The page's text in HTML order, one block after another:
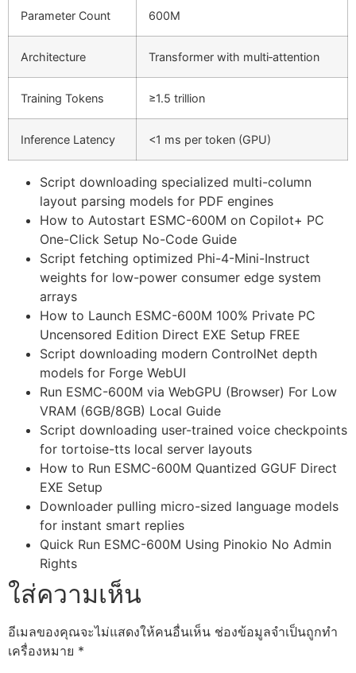
Parameter Count 600M
Architecture Transformer with multi‑attention
Training Tokens ≥1.5 trillion
Inference Latency <1 ms per token (GPU)
Script downloading specialized multi-column
layout parsing models for PDF engines
How to Autostart ESMC-600M on Copilot+ PC
One-Click Setup No-Code Guide
Script fetching optimized Phi-4-Mini-Instruct
weights for low-power consumer edge system
arrays
How to Launch ESMC-600M 100% Private PC
Uncensored Edition Direct EXE Setup FREE
Script downloading modern ControlNet depth
models for Forge WebUI
Run ESMC-600M via WebGPU (Browser) For Low
VRAM (6GB/8GB) Local Guide
Script downloading user-trained voice checkpoints
for tortoise-tts local server layouts
How to Run ESMC-600M Quantized GGUF Direct
EXE Setup
Downloader pulling micro-sized language models
for instant smart replies
Quick Run ESMC-600M Using Pinokio No Admin
Rights
ใส่ความเห็น
อีเมลของคุณจะไม่แสดงให้คนอื่นเห็น ช่องข้อมูลจำเป็นถูกทำ
เครื่องหมาย *